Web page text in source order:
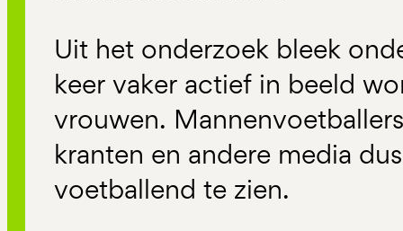
Uit het onderzoek bleek
keer vaker actief in beeld
vrouwen.
kranten en andere media
voetballend te zien.